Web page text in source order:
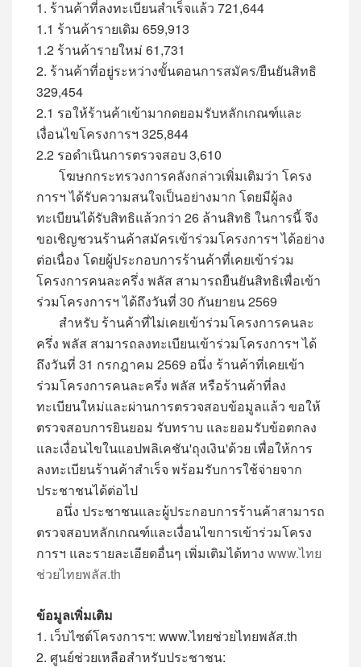
1. ร้านค้าที่ลงทะเบียนสำเร็จแล้ว 721,644
1.1 ร้านค้ารายเดิม 659,913
1.2 ร้านค้ารายใหม่ 61,731
2. ร้านค้าที่อยู่ระหว่างขั้นตอนการสมัคร/ยืนยันสิทธิ
329,454
2.1 รอให้ร้านค้าเข้ามากดยอมรับหลักเกณฑ์และ
เงื่อนไขโครงการฯ 325,844
2.2 รอดำเนินการตรวจสอบ 3,610
โฆษกกระทรวงการคลังกล่าวเพิ่มเติมว่า โครง
การฯ ได้รับความสนใจเป็นอย่างมาก โดยมีผู้ลง
ทะเบียนได้รับสิทธิแล้วกว่า 26 ล้านสิทธิ ในการนี้ จึง
ขอเชิญชวนร้านค้าสมัครเข้าร่วมโครงการฯ ได้อย่าง
ต่อเนื่อง โดยผู้ประกอบการร้านค้าที่เคยเข้าร่วม
โครงการคนละครึ่ง พลัส สามารถยืนยันสิทธิเพื่อเข้า
ร่วมโครงการฯ ได้ถึงวันที่ 30 กันยายน 2569
สำหรับ ร้านค้าที่ไม่เคยเข้าร่วมโครงการคนละ
ครึ่ง พลัส สามารถลงทะเบียนเข้าร่วมโครงการฯ ได้
ถึงวันที่ 31 กรกฎาคม 2569 อนึ่ง ร้านค้าที่เคยเข้า
ร่วมโครงการคนละครึ่ง พลัส หรือร้านค้าที่ลง
ทะเบียนใหม่และผ่านการตรวจสอบข้อมูลแล้ว ขอให้
ตรวจสอบการยินยอม รับทราบ และยอมรับข้อตกลง
และเงื่อนไขในแอปพลิเคชัน'ถุงเงิน'ด้วย เพื่อให้การ
ลงทะเบียนร้านค้าสำเร็จ พร้อมรับการใช้จ่ายจาก
ประชาชนได้ต่อไป
อนึ่ง ประชาชนและผู้ประกอบการร้านค้าสามารถ
ตรวจสอบหลักเกณฑ์และเงื่อนไขการเข้าร่วมโครง
การฯ และรายละเอียดอื่นๆ เพิ่มเติมได้ทาง www.ไทย
ช่วยไทยพลัส.th
ข้อมูลเพิ่มเติม
1. เว็บไซต์โครงการฯ: www.ไทยช่วยไทยพลัส.th
2. ศูนย์ช่วยเหลือสำหรับประชาชน: